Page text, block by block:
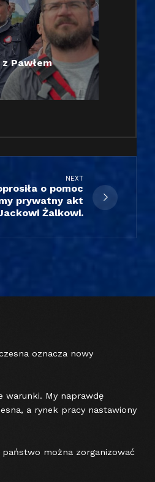
Pawłem
NEXT
o pomoc
prywatny akt
Żalkowi.
oznacza nowy
warunki. My naprawdę
a rynek pracy nastawiony
można zorganizować